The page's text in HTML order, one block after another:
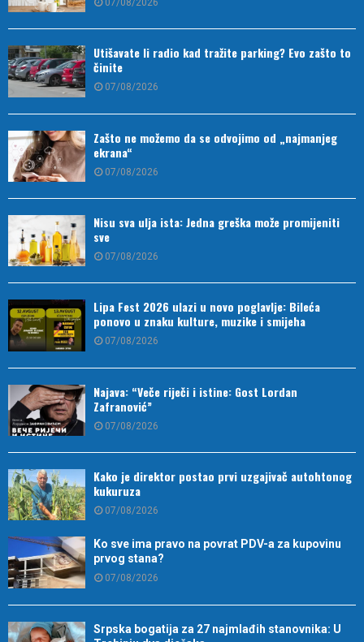
07/08/2026
Utišavate li radio kad tražite parking? Evo zašto to
činite
07/08/2026
Zašto ne možemo da se odvojimo od „najmanjeg
ekrana“
07/08/2026
Nisu sva ulja ista: Jedna greška može promijeniti
sve
07/08/2026
Lipa Fest 2026 ulazi u novo poglavlje: Bileća
ponovo u znaku kulture, muzike i smijeha
07/08/2026
Najava: “Veče riječi i istine: Gost Lordan
Zafranović”
07/08/2026
Kako je direktor postao prvi uzgajivač autohtonog
kukuruza
07/08/2026
Ko sve ima pravo na povrat PDV-a za kupovinu
prvog stana?
07/08/2026
Srpska bogatija za 27 najmlađih stanovnika: U